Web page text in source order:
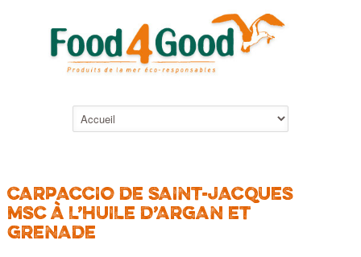
CARPACCIO DE SAINT-JACQUES
MSC À L’HUILE D’ARGAN ET
GRENADE